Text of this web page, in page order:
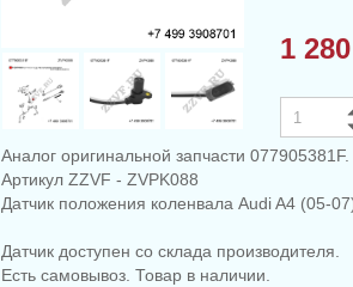
1
Аналог оригинальной запчасти 077905381F.
Артикул ZZVF - ZVPK088
Датчик положения коленвала Audi A4 (05-
Датчик доступен со склада производителя.
Есть самовывоз. Товар в наличии.